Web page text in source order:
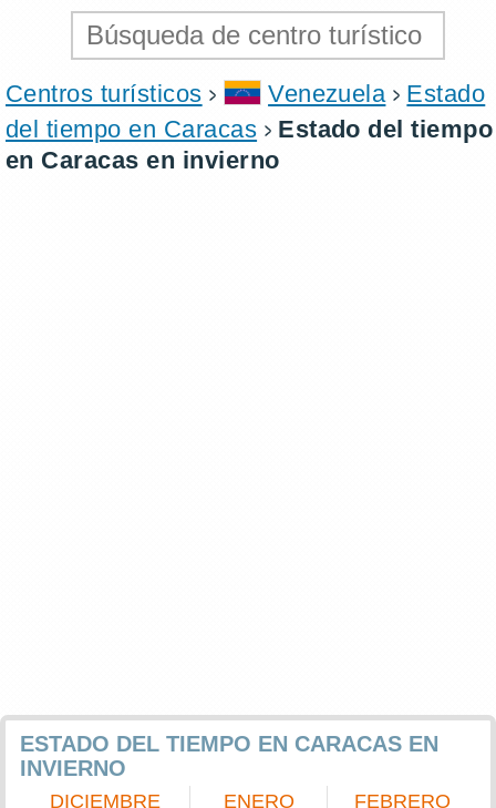
Centros turísticos Venezuela
Estado
del tiempo en Caracas
Estado del tiempo
en Caracas en invierno
ESTADO DEL TIEMPO EN CARACAS EN
INVIERNO
DICIEMBRE ENERO FEBRERO